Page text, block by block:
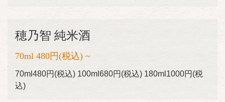
穂乃智 純米酒
70ml 480円(税込) ~
70ml480円(税込) 100ml680円(税込) 180ml1000円(税
込)